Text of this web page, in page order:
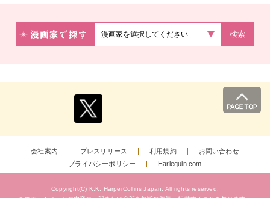
検索
会社案内 プレスリリース 利用規約
お問い合わせ
プライバシーポリシー
Harlequin.com
Copyright(C) K.K. HarperCollins Japan. All rights reserved.